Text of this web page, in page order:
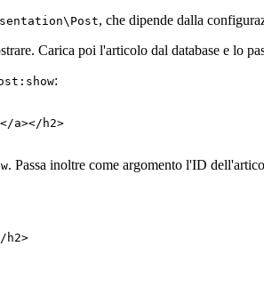
, che dipende dalla
Carica poi l'articolo dal database e lo
:
a></h2>
. Passa inoltre come argomento l'ID